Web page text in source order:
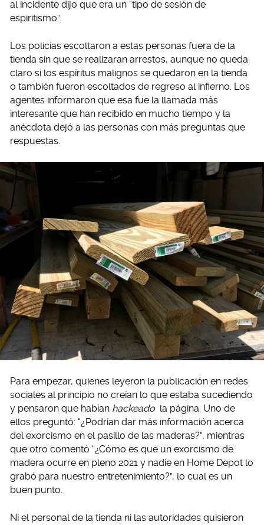
al incidente dijo que era un “tipo de sesión de
espiritismo”.
Los policías escoltaron a estas personas fuera de la
tienda sin que se realizaran arrestos, aunque no queda
claro si los espíritus malignos se quedaron en la tienda
o también fueron escoltados de regreso al infierno. Los
agentes informaron que esa fue la llamada más
interesante que han recibido en mucho tiempo y la
anécdota dejó a las personas con más preguntas que
respuestas.
Para empezar, quienes leyeron la publicación en redes
sociales al principio no creían lo que estaba sucediendo
y pensaron que habían hackeado la página. Uno de
ellos preguntó: “¿Podrían dar más información acerca
del exorcismo en el pasillo de las maderas?”, mientras
que otro comentó “¿Cómo es que un exorcismo de
madera ocurre en pleno 2021 y nadie en Home Depot lo
grabó para nuestro entretenimiento?”, lo cual es un
buen punto.
Ni el personal de la tienda ni las autoridades quisieron